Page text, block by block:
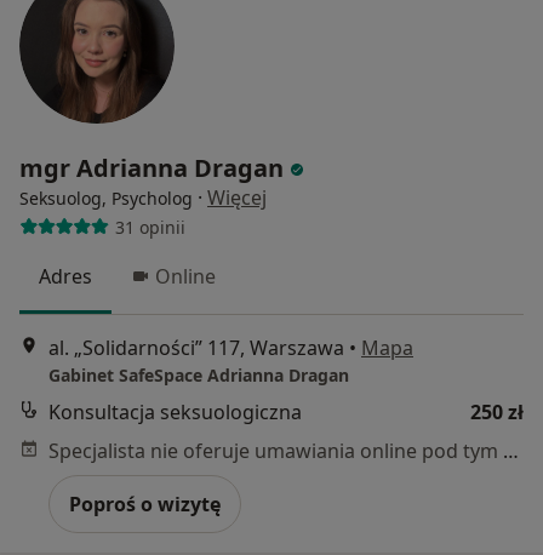
mgr Adrianna Dragan
Seksuolog, Psycholog · Więcej
31 opinii
Adres Online
al. „Solidarności” 117, Warszawa • Mapa
Gabinet SafeSpace Adrianna Dragan
Konsultacja seksuologiczna
250 zł
Specjalista nie oferuje umawiania online pod tym adresem.
Poproś o wizytę